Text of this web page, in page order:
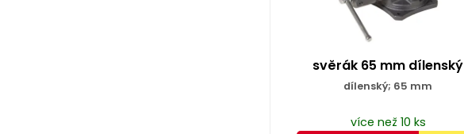
svěrák 65 mm dílenský
dílenský; 65 mm
více než 10 ks